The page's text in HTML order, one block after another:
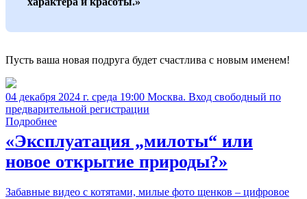
Пусть ваша новая подруга будет счастлива с новым именем!
04 декабря 2024 г. среда 19:00 Москва. Вход свободный по
предварительной регистрации
Подробнее
«Эксплуатация „милоты“ или
новое открытие природы?»
Забавные видео с котятами, милые фото щенков – цифровое